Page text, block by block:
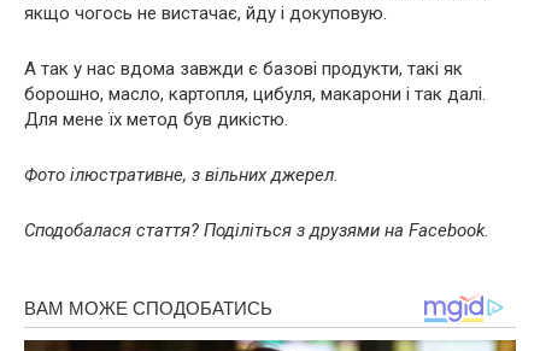
якщо чогось не вистачає, йду і докуповую.
А так у нас вдома завжди є базові продукти, такі як
борошно, масло, картопля, цибуля, макарони і так далі.
Для мене їх метод був дикістю.
Фото ілюстративне, з вільних джерел.
Сподобалася стаття? Поділіться з друзями на Facebook.